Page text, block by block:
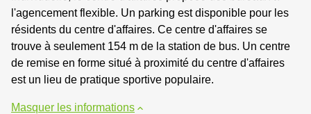
l'agencement flexible. Un parking est disponible pour les
résidents du centre d'affaires. Ce centre d'affaires se
trouve à seulement 154 m de la station de bus. Un centre
de remise en forme situé à proximité du centre d'affaires
est un lieu de pratique sportive populaire.
Masquer les informations